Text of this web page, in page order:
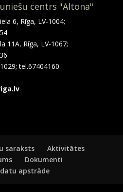
centrs "Altona"
6, Rīga, LV-1004;
11A, Rīga, LV-1067;
tel.67404160
saraksts
Aktivitātes
Dokumenti
datu apstrāde